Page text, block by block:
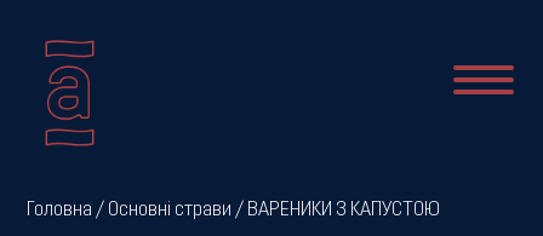
Про
Головна / Основні страви / ВАРЕНИКИ З КАПУСТОЮ